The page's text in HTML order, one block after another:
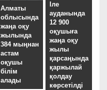
Алматы
облысында
жаңа оқу
жылында
384 мыңнан
астам
оқушы
білім
алады
Іле
ауданында
12 900
оқушыға
жаңа оқу
жылы
қарсаңында
қаржылай
қолдау
көрсетілді